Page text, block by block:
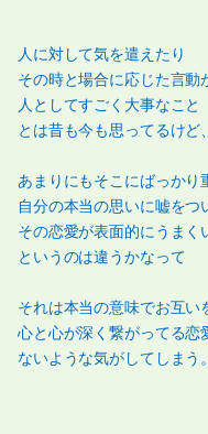
人に対して気を遣えたり
その時と場合に応じた言動
人としてすごく大事なこと
とは昔も今も思ってるけど、
あまりにもそこにばっかり
自分の本当の思いに嘘をつ
その恋愛が表面的にうまく
というのは違うかなって
それは本当の意味でお互い
心と心が深く繋がってる恋
ないような気がしてしまう。